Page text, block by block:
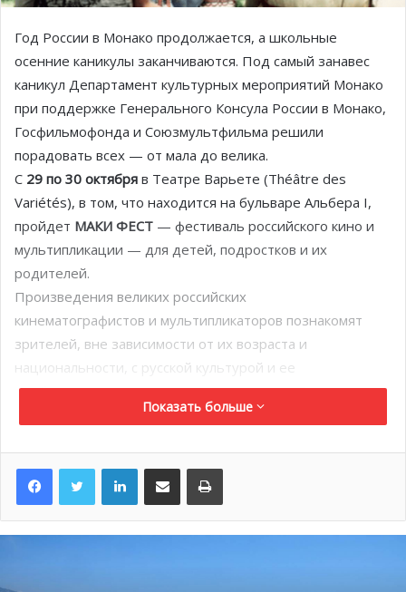
Год России в Монако продолжается, а школьные
осенние каникулы заканчиваются. Под самый занавес
каникул Департамент культурных мероприятий Монако
при поддержке Генерального Консула России в Монако,
Госфильмофонда и Союзмультфильма решили
порадовать всех — от мала до велика.
С 29 по 30 октября в Театре Варьете (Théâtre des
Variétés), в том, что находится на бульваре Альбера I,
пройдет МАКИ ФЕСТ — фестиваль российского кино и
мультипликации — для детей, подростков и их
родителей.
Произведения великих российских
кинематографистов и мультипликаторов познакомят
зрителей, вне зависимости от их возраста и
национальности, с русской культурой и ее
необыкновенным миром анимации и кино. Вся
программа будет дублирована на французском.
Показать больше
LinkedInПоделиться по электронной почте Распечатать